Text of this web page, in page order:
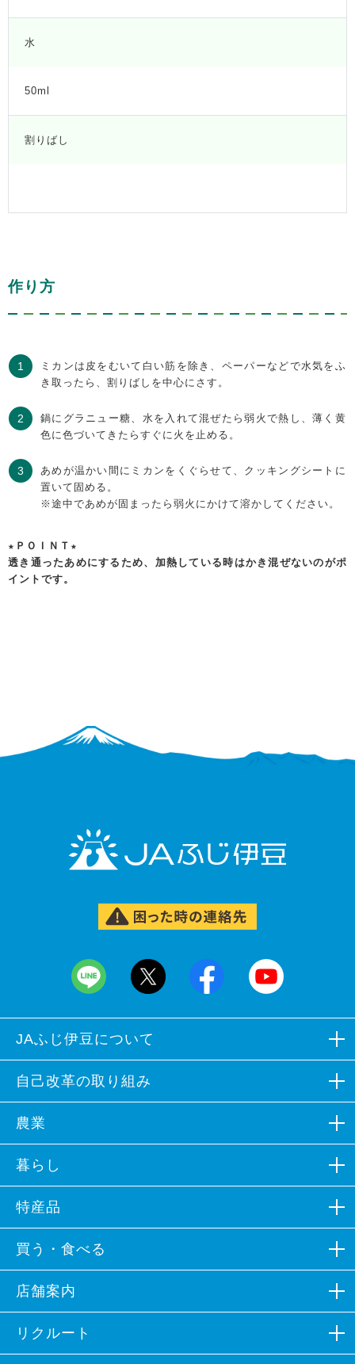
水
50ml
割りばし
作り方
ミカンは皮をむいて白い筋を除き、ペーパーなどで水気をふ
き取ったら、割りばしを中心にさす。
鍋にグラニュー糖、水を入れて混ぜたら弱火で熱し、薄く黄
色に色づいてきたらすぐに火を止める。
あめが温かい間にミカンをくぐらせて、クッキングシートに
置いて固める。
※途中であめが固まったら弱火にかけて溶かしてください。
★ＰＯＩＮＴ★
透き通ったあめにするため、加熱している時はかき混ぜないのがポ
イントです。
JAふじ伊豆について
組合概況
広報誌など
組合員募集
各部会組織
イメージソング
キャラクター紹介
カレンダーフォトコンテスト
公表事項
ポリシー
自己改革の取り組み
自己改革の取り組み
農業
生産資材
営農支援
農業体験
営農情報
暮らし
JAバンク
JA共済
プロパンガス
不動産
葬祭
旅行
特産品
特産品
加工品
特産品レシピ
JAふじ伊豆×ラブライブ！サンシャイン!!
買う・食べる
ファーマーズマーケットなど
朝市・夕市
飲食店
店舗案内
本支店一覧
施設一覧
リクルート